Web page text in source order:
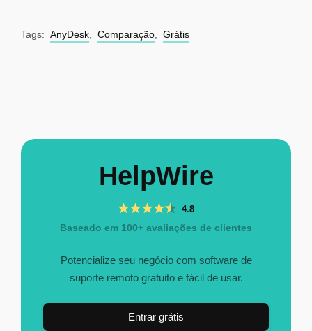
Tags: AnyDesk Comparação Grátis
HelpWire
4.8
Baseado em 100+ avaliações de clientes
Potencialize seu negócio com software de
suporte remoto gratuito e fácil de usar.
Entrar grátis